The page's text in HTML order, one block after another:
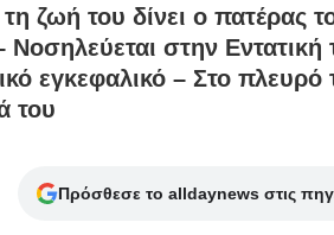
ζωή του δίνει ο πατέρας
Νοσηλεύεται στην
εγκεφαλικό – Στο πλευρό
του
Πρόσθεσε το alldaynews στις